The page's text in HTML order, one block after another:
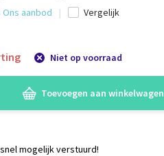
aanbod Vergelijk
Niet op voorraad
Toevoegen aan winkelwagen
mogelijk verstuurd!